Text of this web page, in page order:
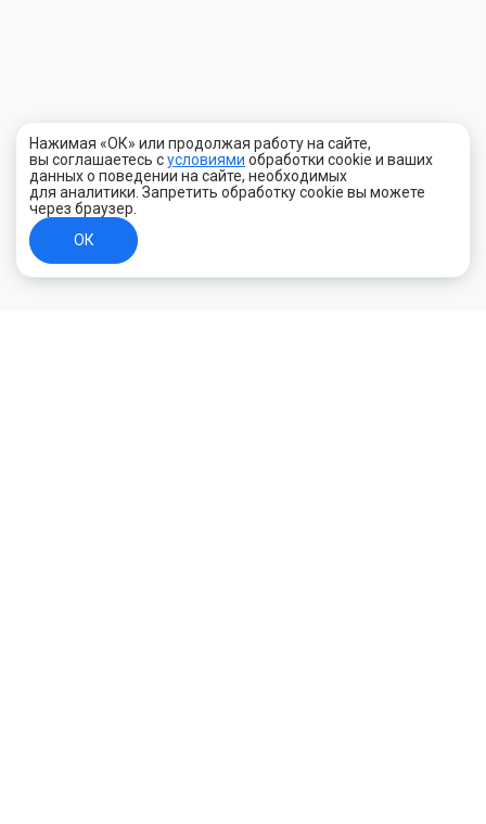
Нажимая «ОК» или продолжая работу на сайте,
вы соглашаетесь сусловиями обработки cookie и ваших
данных о поведении на сайте, необходимых
для аналитики. Запретить обработку cookie вы можете
через браузер.
ОК